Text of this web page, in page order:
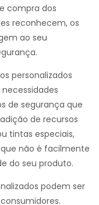
compra dos
reconhecem, os
ao seu
personalizados
de segurança que
de recursos
tintas especiais,
não é facilmente
do seu produto.
podem ser